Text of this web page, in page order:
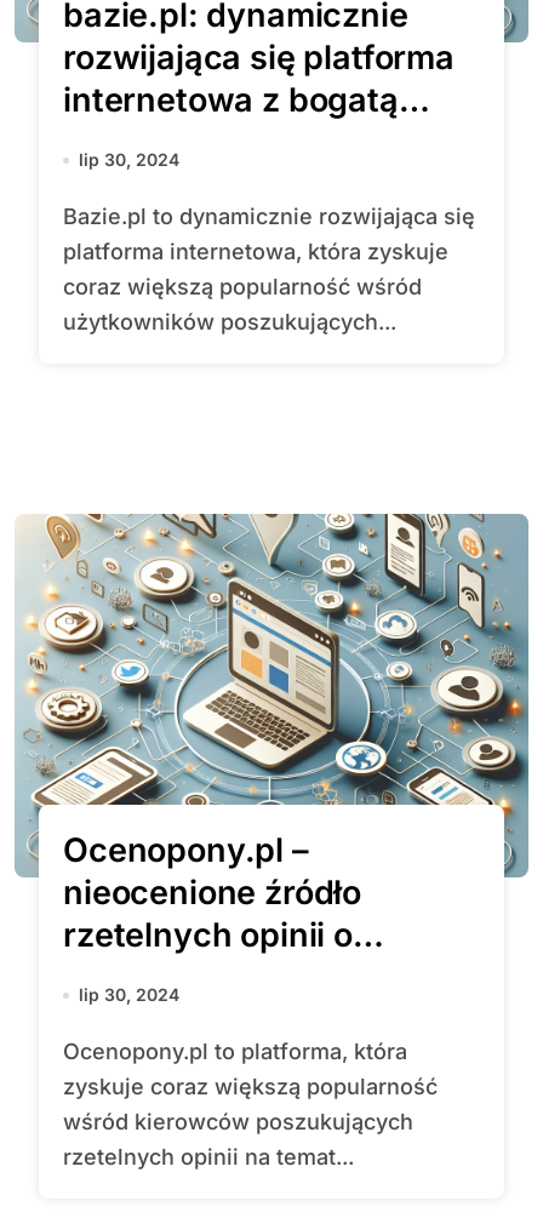
bazie.pl: dynamicznie
rozwijająca się platforma
internetowa z bogatą
ofertą funkcjonalności i
lip 30, 2024
Bazie.pl to dynamicznie rozwijająca się
platforma internetowa, która zyskuje
coraz większą popularność wśród
użytkowników poszukujących...
Ocenopony.pl –
nieocenione źródło
rzetelnych opinii o
oponach dla świadomych
lip 30, 2024
Ocenopony.pl to platforma, która
zyskuje coraz większą popularność
wśród kierowców poszukujących
rzetelnych opinii na temat...